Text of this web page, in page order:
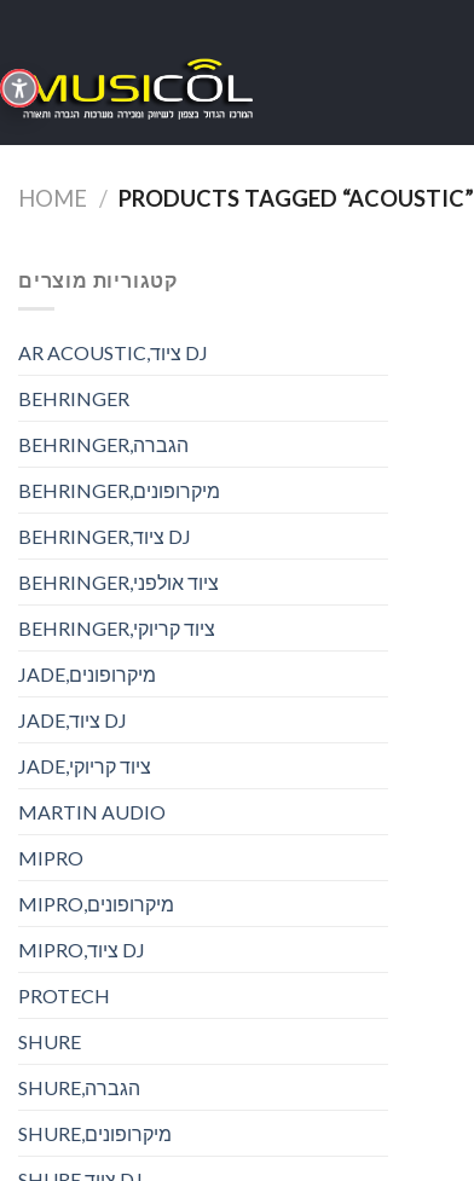
content
HOME / PRODUCTS TAGGED “ACOUSTIC”
קטגוריות מוצרים
AR ACOUSTIC,ציוד DJ
BEHRINGER
BEHRINGER,הגברה
BEHRINGER,מיקרופונים
BEHRINGER,ציוד DJ
BEHRINGER,ציוד אולפני
BEHRINGER,ציוד קריוקי
JADE,מיקרופונים
JADE,ציוד DJ
JADE,ציוד קריוקי
MARTIN AUDIO
MIPRO
MIPRO,מיקרופונים
MIPRO,ציוד DJ
PROTECH
SHURE
SHURE,הגברה
SHURE,מיקרופונים